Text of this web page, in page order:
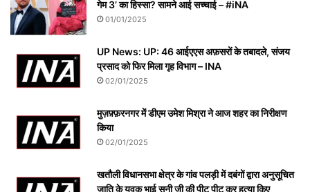
गेम 3’ का हिस्सा? सामने आई सच्चाई – #iNA
01/01/2025
UP News: UP: 46 आईएएस अफ़सरों के तबादले, संजय
प्रसाद को फिर मिला गृह विभाग – INA
02/01/2025
मुज़फ़्फ़रनगर में डीएम उमेश मिश्रा ने आज शहर का निरीक्षण
किया
02/01/2025
खतौली विधानसभा क्षेत्र के गांव पलड़ी में दबंगों द्वारा अनुसूचित
जाति के युवक भाई सनी जी की पीट पीट कर हत्या किए